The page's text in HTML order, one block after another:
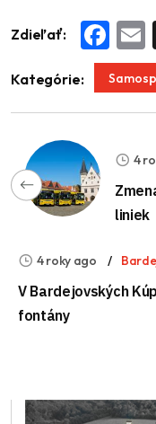
Zdieľať:
Kategórie:
4
liniek
4 roky ago
V Bardejovských
fontány